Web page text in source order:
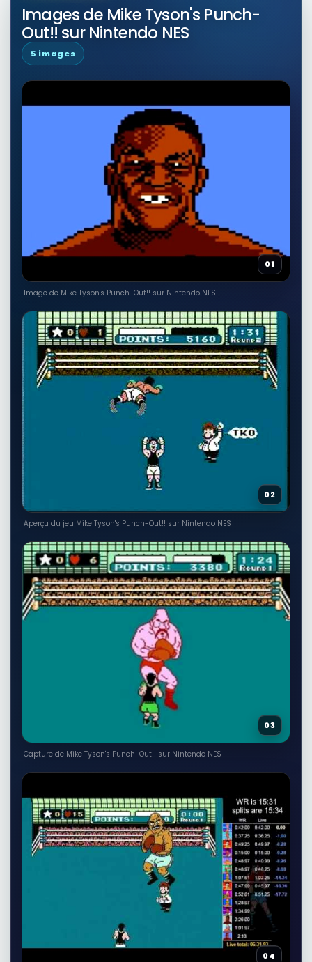
Images de Mike Tyson's Punch-
Out!! sur Nintendo NES
5 images
01
Image de Mike Tyson's Punch-Out!! sur Nintendo NES
02
Aperçu du jeu Mike Tyson's Punch-Out!! sur Nintendo NES
03
Capture de Mike Tyson's Punch-Out!! sur Nintendo NES
04